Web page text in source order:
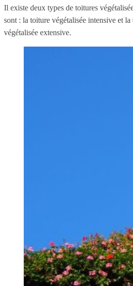
Il existe deux types de toitures
sont : la toiture végétalisée intensive et la
végétalisée extensive.